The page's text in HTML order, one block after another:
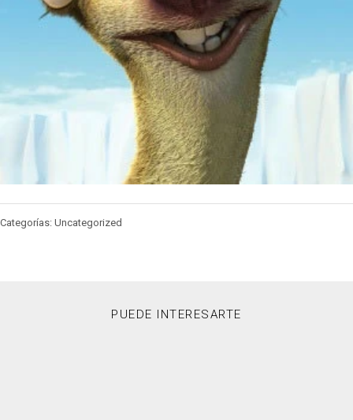
Categorías: Uncategorized
PUEDE INTERESARTE